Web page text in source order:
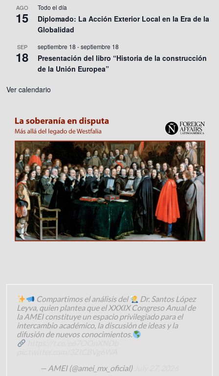
AGO
15
Todo el día
Diplomado: La Acción Exterior Local en la Era de la
Globalidad
SEP
18
septiembre 18 -septiembre 18
Presentación del libro “Historia de la construcción
de la Unión Europea”
Ver calendario
Compartimos el análisis del
Dr. Santos López
Leyva, quien plantea que el XXXIX Congreso Anual de
la AMEI constituye un espacio privilegiado para el
intercambio académico, la discusión de ideas y la
difusión de nuevos conocimientos.
— AMEI (@amei_mx_oficial)